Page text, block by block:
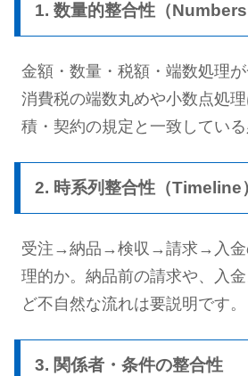
1. 数量的整合性（Numbers
金額・数量・税額・端数処理が
消費税の端数丸めや小数点処
積・契約の規定と一致している
2. 時系列整合性（Timeline
受注→納品→検収→請求→入金
理的か。納品前の請求や、入
ど不自然な流れは要説明です。
3. 関係者・条件の整合性